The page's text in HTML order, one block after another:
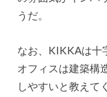
うだ。
なお、KIKKAは十
オフィスは建築構
しやすいと教えて